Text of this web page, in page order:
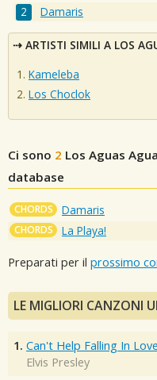
Damaris
ARTISTI SIMILI A LOS
Kameleba
Los Choclok
Ci sono 2 Los Aguas
database
CHORDS Damaris
CHORDS La Playa!
Preparati per il prossimo
LE MIGLIORI CANZONI
1. Can't Help Falling In
Elvis Presley